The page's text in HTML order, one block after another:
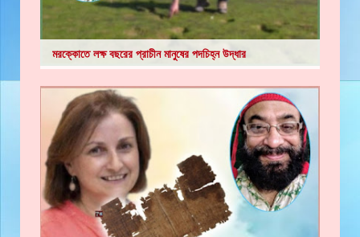
মরক্কোতে লক্ষ বছরের প্রাচীন মানুষের পদচিহ্ন উদ্ধার